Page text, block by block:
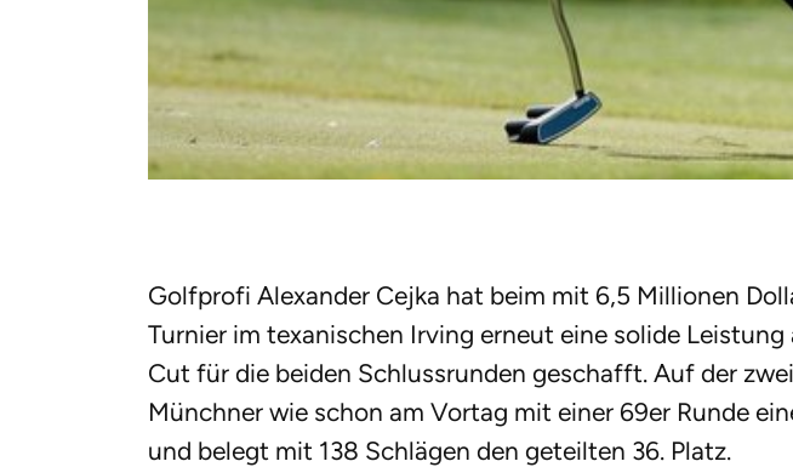
Golfprofi Alexander Cejka hat beim mit 6,5 Millionen
Turnier im texanischen Irving erneut eine solide
Cut für die beiden Schlussrunden geschafft. Auf der
Münchner wie schon am Vortag mit einer 69er Runde
und belegt mit 138 Schlägen den geteilten 36. Platz.